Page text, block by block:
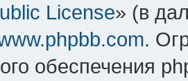
License» (в
.
обеспечения